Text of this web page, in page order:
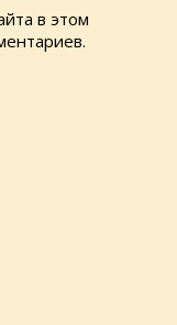
в этом